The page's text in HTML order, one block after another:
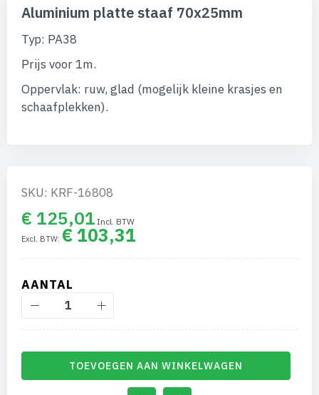
naar
begin
afbeeldingen-
Aluminium platte staaf 70x25mm
Typ: PA38
Prijs voor 1m.
Oppervlak: ruw, glad (mogelijk kleine krasjes en
schaafplekken).
SKU: KRF-16808
€ 125,01
€ 103,31
AANTAL
TOEVOEGEN AAN WINKELWAGEN